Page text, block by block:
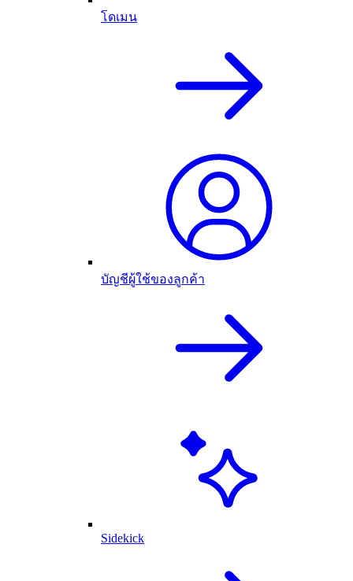
โดเมน
บัญชีผู้ใช้ของลูกค้า
Sidekick